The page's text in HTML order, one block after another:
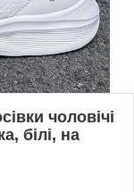
чоловічі
білі, на